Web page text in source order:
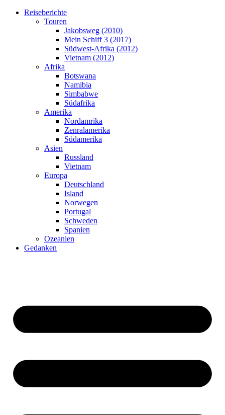
Reiseberichte
Touren
Jakobsweg (2010)
Mein Schiff 3 (2017)
Südwest-Afrika (2012)
Vietnam (2012)
Afrika
Botswana
Namibia
Simbabwe
Südafrika
Amerika
Nordamrika
Zenralamerika
Südamerika
Asien
Russland
Vietnam
Europa
Deutschland
Island
Norwegen
Portugal
Schweden
Spanien
Ozeanien
Gedanken